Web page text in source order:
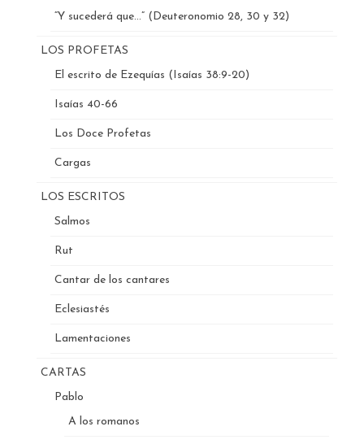
“Y sucederá que…” (Deuteronomio 28, 30 y 32)
LOS PROFETAS
El escrito de Ezequías (Isaías 38:9-20)
Isaías 40-66
Los Doce Profetas
Cargas
LOS ESCRITOS
Salmos
Rut
Cantar de los cantares
Eclesiastés
Lamentaciones
CARTAS
Pablo
A los romanos